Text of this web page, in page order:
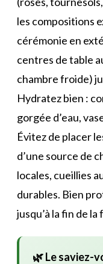
les compositions
cérémonie en
centres de table
chambre froide)
Hydratez bien :
gorgée d’eau,
Évitez de placer
d’une source de
locales, cueillies
durables. Bien
jusqu’à la fin de la
🌿 Le saviez-